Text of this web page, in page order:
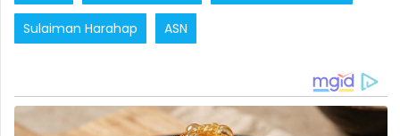
Sulaiman Harahap ASN